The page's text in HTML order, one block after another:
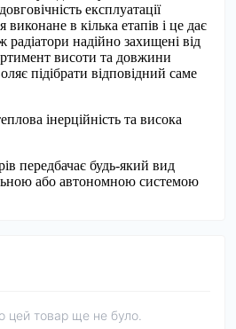
експлуатації
виконане в кілька етапів і це дає
надійно захищені від
висоти та довжини
підібрати відповідний саме
інерційність та висока
передбачає будь-який вид
або автономною системою
цей товар ще не було.